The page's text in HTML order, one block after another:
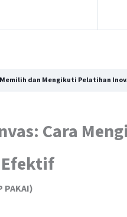
Memilih dan Mengikuti Pelatihan
Cara
Efektif
PAKAI)